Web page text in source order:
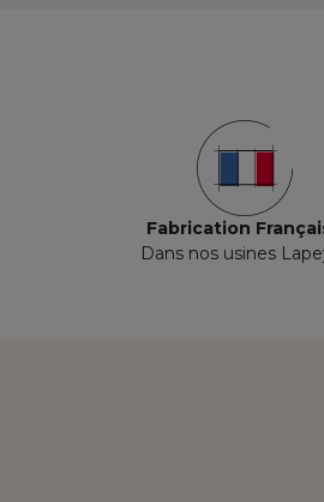
Fabrication
Dans nos usines